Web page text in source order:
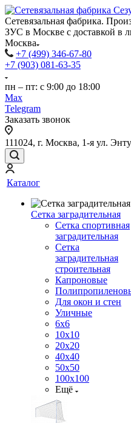
Сетевязальная фабрика.
ЗУС в Москве с доставкой в
Москва
+7 (499) 346-67-80
+7 (903) 081-63-35
пн – пт: с 9:00 до 18:00
Max
Telegram
Заказать звонок
111024, г. Москва, 1-я ул.
Каталог
Сетка заградительная
Сетка спортивная
заградительная
Сетка
заградительная
строительная
Капроновые
Для окон и стен
Уличные
6х6
10х10
20х20
40х40
50х50
100х100
Ещё